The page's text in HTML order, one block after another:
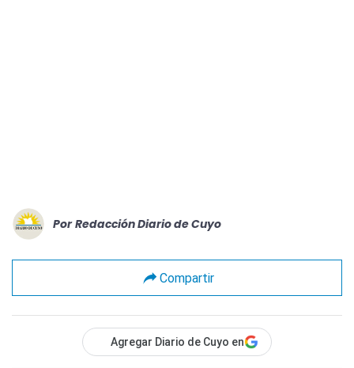
Por Redacción Diario de Cuyo
Compartir
Agregar Diario de Cuyo en